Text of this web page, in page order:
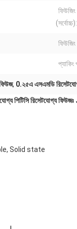
প্যাকিং
, 0.২৫এ এসএমডি
পিটিসি রিসেটযোগ্য
Solid state